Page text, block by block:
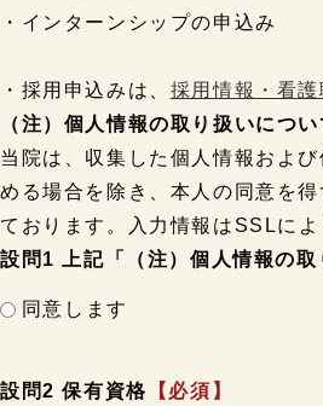
・インターンシップの申込み
・採用申込みは、 採用情報・看護
（注）個人情報の取り扱いについ
当院は、収集した個人情報およ
める場合を除き、本人の同意を
ております。入力情報はSSLに
設問1 上記「（注）個人情報の取
同意します
設問2 保有資格 【必須】